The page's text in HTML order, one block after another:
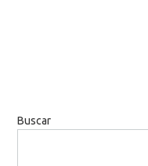
Buscar